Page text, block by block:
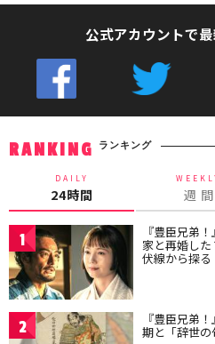
公式アカウントで
RANKING ランキング
DAILY
24時間 週 間
1 『豊臣兄弟
家と再婚し
伏線から探る
2 『豊臣兄弟
期と「辞世